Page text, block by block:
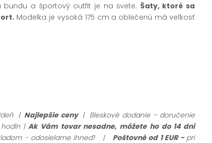
bundu a športový outfit je na svete. Šaty, ktoré sa
Modelka je vysoká 175 cm a oblečenú má veľkosť
|Najlepšie ceny | Bleskové dodanie – doručenie
|Ak Vám tovar nesadne, môžete ho do 14 dní
- odosielame ihneď! | Poštovné od 1 EUR - pri